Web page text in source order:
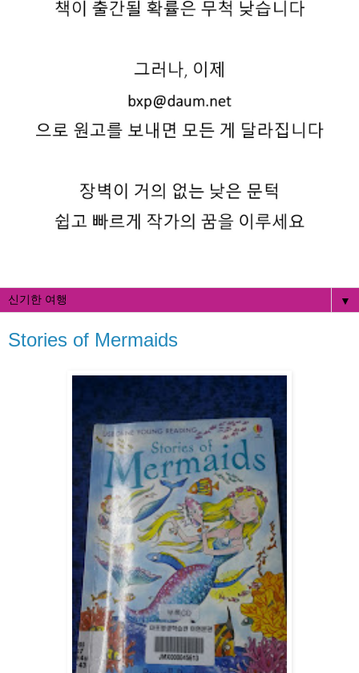
▼
Stories of Mermaids